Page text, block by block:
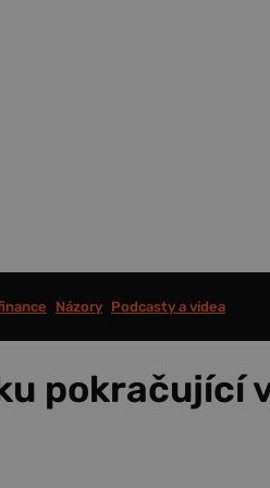
Názory Podcasty a videa
pokračující